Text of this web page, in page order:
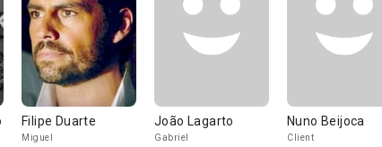
Filipe Duarte
Miguel
João Lagarto
Gabriel
Nuno Beijoca
Client